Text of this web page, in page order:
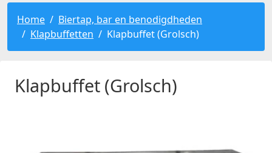
Home
Biertap, bar en benodigdheden
Klapbuffetten
Klapbuffet (Grolsch)
Klapbuffet (Grolsch)